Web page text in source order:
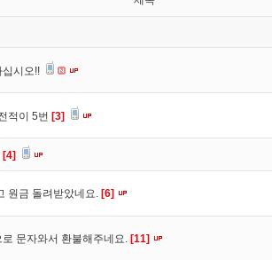
시오!!
적이 5번 [3]
[4]
원금 돌려받았네요. [6]
문자와서 환불해주네요. [11]